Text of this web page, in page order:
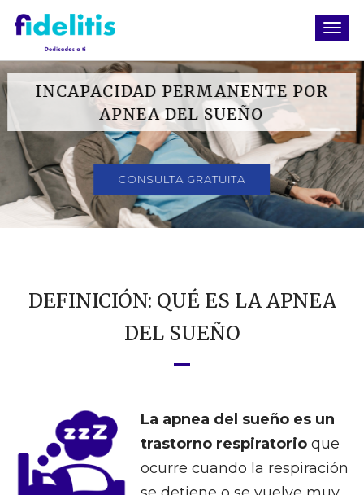
INCAPACIDAD PERMANENTE POR
APNEA DEL SUEÑO
CONSULTA GRATUITA
DEFINICIÓN: QUÉ ES LA APNEA
DEL SUEÑO
La apnea del sueño es un
trastorno respiratorio que
ocurre cuando la respiración